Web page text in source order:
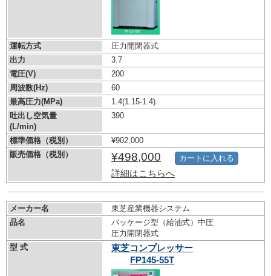
運転方式
圧力開閉器式
出力
3.7
電圧(V)
200
周波数(Hz)
60
最高圧力(MPa)
1.4(1.15-1.4)
吐出し空気量
(L/min)
390
標準価格（税別）
¥902,000
販売価格（税別）
¥498,000
詳細はこちらへ
カートに入れる
メーカー名
東芝産業機器システム
品名
パッケージ型（給油式）中圧
圧力開閉器式
型 式
東芝コンプレッサー
FP145-55T